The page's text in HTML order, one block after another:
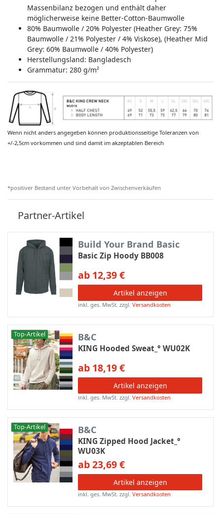
Massenbilanz bezogen und enthält daher
möglicherweise keine Better-Cotton-Baumwolle
80% Baumwolle / 20% Polyester (Heather Grey: 75%
Baumwolle / 21% Polyester / 4% Viskose), (Heather Mid
Grey: 60% Baumwolle / 40% Polyester)
Herstellungsland: Bangladesch
Grammatur: 280 g/m²
Wenn nicht anders angegeben können produktionsseitige Toleranzen von
+/-2,5cm vorkommen und sind damit im akzeptablen Bereich
*positiver Bestand unter Vorbehalt von Zwischenverkäufen
Partner-Artikel
Build Your Brand Basic
Basic Zip Hoody BB008
ab 12,39 €
Artikel anzeigen
inkl. ges. MwSt. zzgl.Versandkosten
Top-Artikel B&C
KING Hooded Sweat_° WU02K
ab 18,19 €
Artikel anzeigen
inkl. ges. MwSt. zzgl.Versandkosten
Top-Artikel B&C
KING Zipped Hood Jacket_°
WU03K
ab 23,69 €
Artikel anzeigen
inkl. ges. MwSt. zzgl.Versandkosten